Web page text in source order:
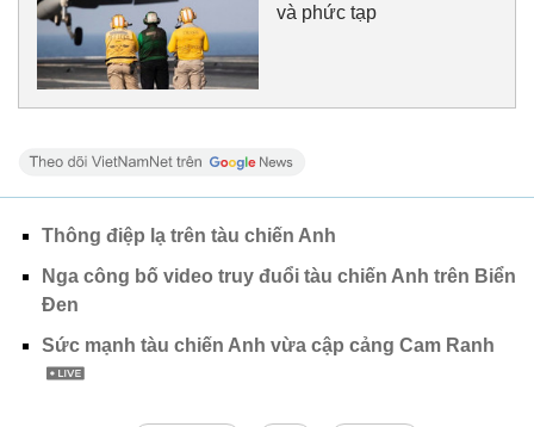
và phức tạp
Thông điệp lạ trên tàu chiến Anh
Nga công bố video truy đuổi tàu chiến Anh trên Biển
Đen
Sức mạnh tàu chiến Anh vừa cập cảng Cam Ranh